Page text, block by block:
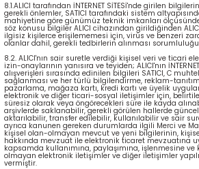
8.1.ALICI tarafından İNTERNET SİTESİ'nde girilen
gerekli önlemler, SATICI tarafındaki sistem
mahiyetine göre günümüz teknik imkanları
söz konusu bilgiler ALICI cihazından girildiğinden
ilgisiz kişilerce erişilememesi için, virüs ve benzeri
olanlar dahil, gerekli tedbirlerin alınması sorumluluğu
8.2. ALICI'nın sair suretle verdiği kişisel veri ve ticari
izin-onaylarının yanısıra ve teyiden; ALICI'nın
alışverişleri sırasında edinilen bilgileri SATICI, C
sağlanması ve her türlü bilgilendirme, reklam-
pazarlama, mağaza kartı, kredi kartı ve üyelik
elektronik ve diğer ticari-sosyal iletişimler için,
süresiz olarak veya öngörecekleri süre ile kayda
arşivlerde saklanabilir, gerekli görülen hallerde
aktarılabilir, transfer edilebilir, kullanılabilir ve sair
ayrıca kanunen gereken durumlarda ilgili Merci ve
kişisel olan-olmayan mevcut ve yeni bilgilerinin,
hakkında mevzuat ile elektronik ticaret mevzuatına
kapsamda kullanımına, paylaşımına, işlenmesine
olmayan elektronik iletişimler ve diğer iletişimler
vermiştir.